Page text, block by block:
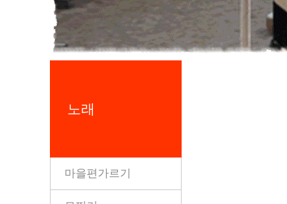
노래
마을편가르기